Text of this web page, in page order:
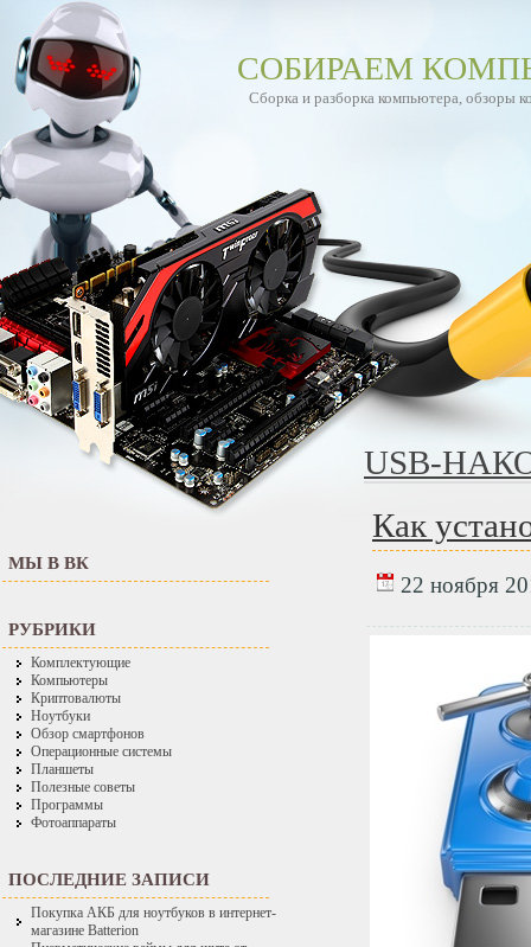
СОБИРАЕМ
Сборка и разборка компьютера, обзоры
МЫ В ВК
РУБРИКИ
Комплектующие
Компьютеры
Криптовалюты
Ноутбуки
Обзор смартфонов
Операционные системы
Планшеты
Полезные советы
Программы
Фотоаппараты
ПОСЛЕДНИЕ ЗАПИСИ
Покупка АКБ для ноутбуков в интернет-
магазине Batterion
USB-
Как
22 ноября